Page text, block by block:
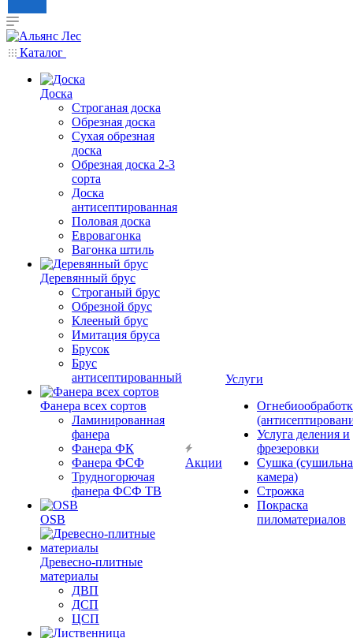
Каталог
Доска
Строганая доска
Обрезная доска
Сухая обрезная
доска
Обрезная доска 2-3
сорта
Доска
антисептированная
Половая доска
Евровагонка
Вагонка штиль
Деревянный брус
Строганый брус
Обрезной брус
Клееный брус
Имитация бруса
Брусок
Брус
антисептированный
Фанера всех сортов
Ламинированная
фанера
Фанера ФК
Фанера ФСФ
Трудногорючая
фанера ФСФ ТВ
OSB
Древесно-плитные
материалы
ДВП
ДСП
ЦСП
Акции
Услуги
Услуга деления и
фрезеровки
Сушка
камера)
Строжка
Покраска
пиломатериалов